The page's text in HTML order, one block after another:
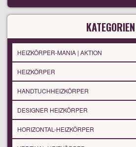
KATEGORIEN
HEIZKÖRPER-MANIA | AKTION
HEIZKÖRPER
HANDTUCHHEIZKÖRPER
DESIGNER HEIZKÖRPER
HORIZONTAL-HEIZKÖRPER